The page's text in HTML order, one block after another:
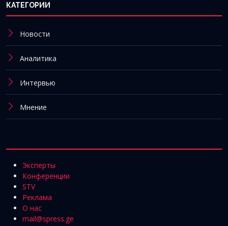
КАТЕГОРИИ
Новости
Аналитика
Интервью
Мнение
Эксперты
Конференции
STV
Реклама
О нас
mail@spress.ge